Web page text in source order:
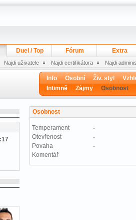
Duel / Top Fórum Extra
Najdi uživatele Najdi certifikátora Najdi
Info Osobní Živ. styl
Intimně
Zájmy Osobnost
Osobnost
Temperament
-
Otevřenost
-
Povaha
-
Komentář